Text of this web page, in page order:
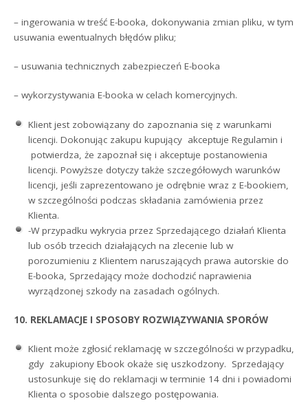
– ingerowania w treść E-booka, dokonywania zmian pliku, w tym
usuwania ewentualnych błędów pliku;
– usuwania technicznych zabezpieczeń E-booka
– wykorzystywania E-booka w celach komercyjnych.
Klient jest zobowiązany do zapoznania się z warunkami
licencji. Dokonując zakupu kupujący akceptuje Regulamin i
potwierdza, że zapoznał się i akceptuje postanowienia
licencji. Powyższe dotyczy także szczegółowych warunków
licencji, jeśli zaprezentowano je odrębnie wraz z E-bookiem,
w szczególności podczas składania zamówienia przez
Klienta.
-W przypadku wykrycia przez Sprzedającego działań Klienta
lub osób trzecich działających na zlecenie lub w
porozumieniu z Klientem naruszających prawa autorskie do
E-booka, Sprzedający może dochodzić naprawienia
wyrządzonej szkody na zasadach ogólnych.
10. REKLAMACJE I SPOSOBY ROZWIĄZYWANIA SPORÓW
Klient może zgłosić reklamację w szczególności w przypadku,
gdy zakupiony Ebook okaże się uszkodzony. Sprzedający
ustosunkuje się do reklamacji w terminie 14 dni i powiadomi
Klienta o sposobie dalszego postępowania.